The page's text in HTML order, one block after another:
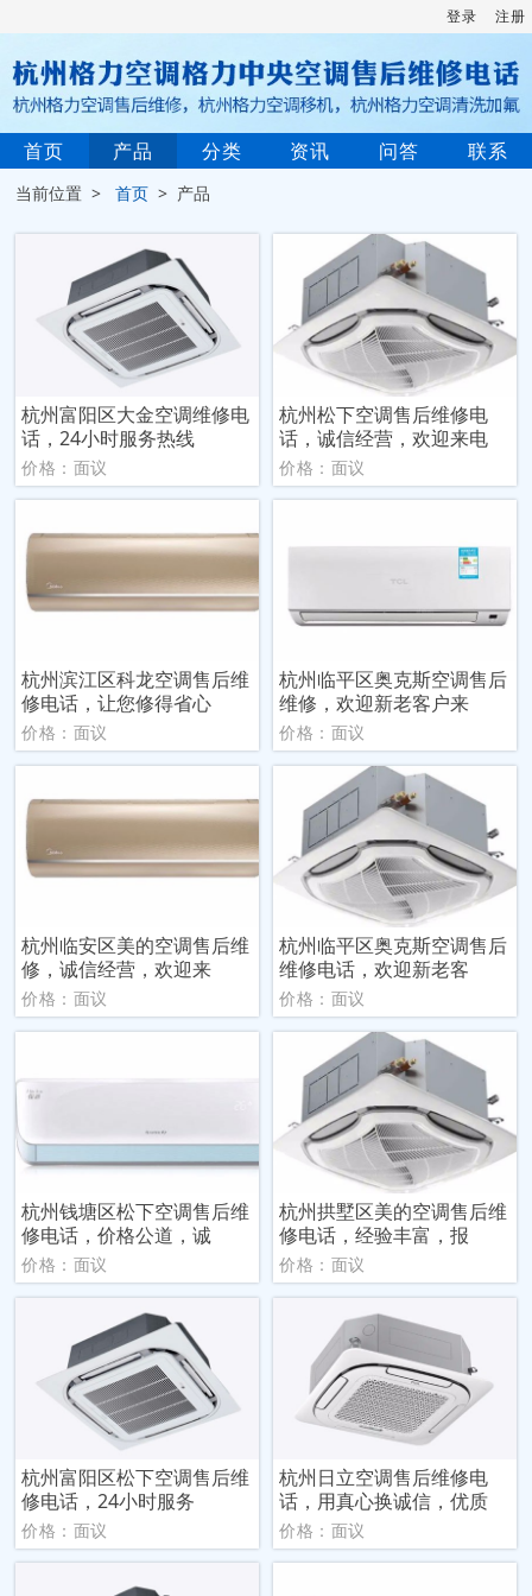
登录 注册
首页 产品 分类 资讯 问答 联系
当前位置 >首页 > 产品
杭州富阳区大金空调维修电
话，24小时服务热线
价格：面议
杭州松下空调售后维修电
话，诚信经营，欢迎来电
价格：面议
杭州滨江区科龙空调售后维
修电话，让您修得省心
价格：面议
杭州临平区奥克斯空调售后
维修，欢迎新老客户来
价格：面议
杭州临安区美的空调售后维
修，诚信经营，欢迎来
价格：面议
杭州临平区奥克斯空调售后
维修电话，欢迎新老客
价格：面议
杭州钱塘区松下空调售后维
修电话，价格公道，诚
价格：面议
杭州拱墅区美的空调售后维
修电话，经验丰富，报
价格：面议
杭州富阳区松下空调售后维
修电话，24小时服务
价格：面议
杭州日立空调售后维修电
话，用真心换诚信，优质
价格：面议